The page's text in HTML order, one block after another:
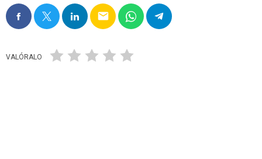
email
VALÓRALO